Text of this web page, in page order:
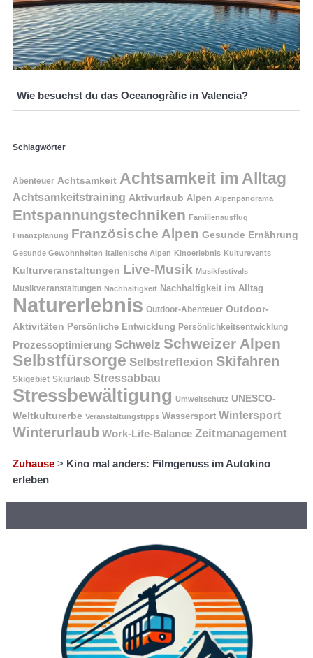
Wie besuchst du das Oceanogràfic in Valencia?
Schlagwörter
Abenteuer Achtsamkeit Achtsamkeit im Alltag
Achtsamkeitstraining Aktivurlaub Alpen Alpenpanorama
Entspannungstechniken Familienausflug
Finanzplanung Französische Alpen Gesunde Ernährung
Gesunde Gewohnheiten Italienische Alpen Kinoerlebnis Kulturevents
Kulturveranstaltungen Live-Musik Musikfestivals
Musikveranstaltungen Nachhaltigkeit Nachhaltigkeit im Alltag
Naturerlebnis Outdoor-Abenteuer Outdoor-
Aktivitäten Persönliche Entwicklung Persönlichkeitsentwicklung
Prozessoptimierung Schweiz Schweizer Alpen
Selbstfürsorge Selbstreflexion Skifahren
Skigebiet Skiurlaub Stressabbau
Stressbewältigung Umweltschutz UNESCO-
Weltkulturerbe Veranstaltungstipps Wassersport Wintersport
Winterurlaub Work-Life-Balance Zeitmanagement
Zuhause > Kino mal anders: Filmgenuss im Autokino
erleben